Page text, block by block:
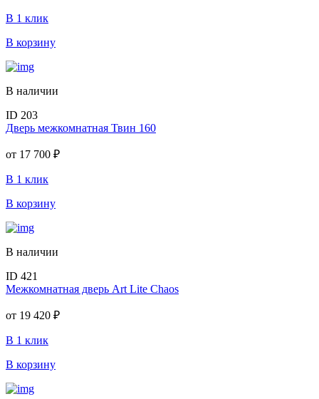
В 1 клик
В корзину
В наличии
ID 203
Дверь межкомнатная Твин 160
от 17 700 ₽
В 1 клик
В корзину
В наличии
ID 421
Межкомнатная дверь Art Lite Chaos
от 19 420 ₽
В 1 клик
В корзину